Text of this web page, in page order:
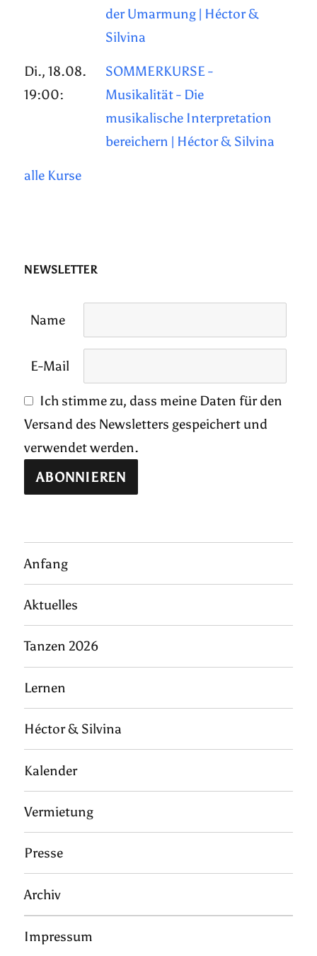
der Umarmung | Héctor &
Silvina
Di., 18.08.
19:00:
SOMMERKURSE -
Musikalität - Die
musikalische Interpretation
bereichern | Héctor & Silvina
alle Kurse
NEWSLETTER
Name
E-Mail
Ich stimme zu, dass meine Daten für den
Versand des Newsletters gespeichert und
verwendet werden.
Anfang
Aktuelles
Tanzen 2026
Lernen
Héctor & Silvina
Kalender
Vermietung
Presse
Archiv
Impressum